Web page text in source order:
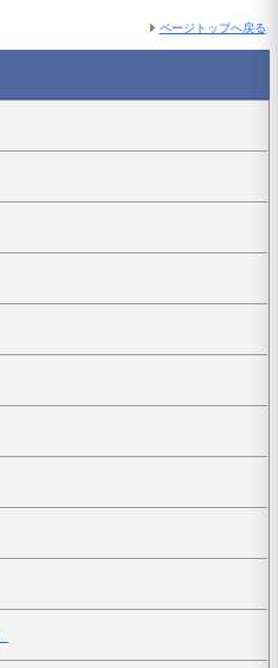
ページトップへ戻る